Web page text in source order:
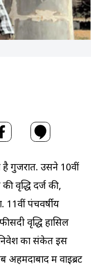
है गुजरात. उसने 10वीं
वृद्धि दर्ज की,
पंचवर्षीय
वृद्धि हासिल
का संकेत इस
अहमदाबाद में वाइब्रेंट